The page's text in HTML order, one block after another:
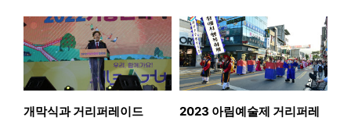
개막식과 거리퍼레이드
2023 아림예술제 거리퍼레